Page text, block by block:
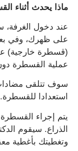
ماذا يحدث أثناء
عند دخول الغرفة،
على ظهرك، وفي
(قسطرة خارجية)
عملية القسطرة
سوف تتلقى
استعدادا للقسطرة.
يتم إجراء
الذراع. سيقوم
وتغطيتك بأغطية